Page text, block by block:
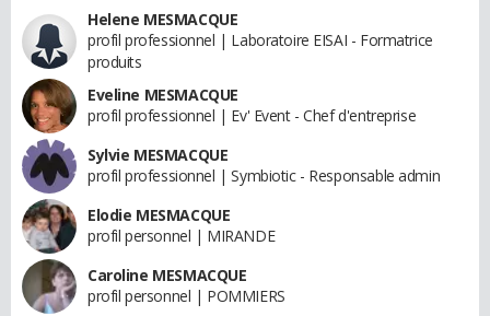
Helene MESMACQUE
profil professionnel | Laboratoire EISAI - Formatrice
produits
Eveline MESMACQUE
profil professionnel | Ev' Event - Chef d'entreprise
Sylvie MESMACQUE
profil professionnel | Symbiotic - Responsable admin
Elodie MESMACQUE
profil personnel | MIRANDE
Caroline MESMACQUE
profil personnel | POMMIERS